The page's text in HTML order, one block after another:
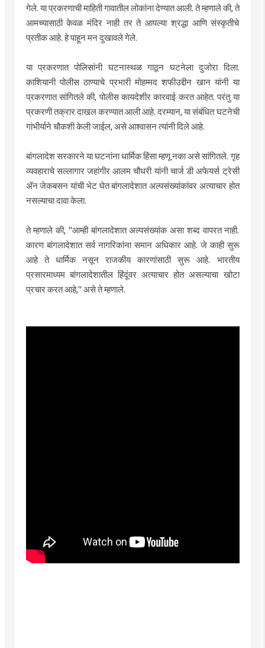
गेले. या प्रकरणाची माहिती गावातील लोकांना देण्यात आली. ते म्हणाले की, ते
आमच्यासाठी केवळ मंदिर नाही तर ते आपल्या श्रद्धा आणि संस्कृतीचे
प्रतीक आहे. हे पाहून मन दुखावले गेले.
या प्रकरणात पोलिसांनी घटनास्थळ गाठून घटनेला दुजोरा दिला.
काशियानी पोलीस ठाण्याचे प्रभारी मोहम्मद शफीउद्दीन खान यांनी या
प्रकरणात सांगितले की, पोलीस कायदेशीर कारवाई करत आहेत. परंतु या
प्रकरणी तक्रार दाखल करण्यात आली आहे. दरम्यान, या संबंधित घटनेची
गांभीर्याने चौकशी केली जाईल, असे आश्वासन त्यांनी दिले आहे.
बांगलादेश सरकारने या घटनांना धार्मिक हिंसा म्हणू नका असे सांगितले. गृह
व्यवहाराचे सल्लागार जहांगीर आलम चौधरी यांनी चार्ज डी अफेयर्स ट्रेसी
ॲन जेकबसन यांची भेट घेत बांगलादेशात अल्पसंख्यांकांवर अत्याचार होत
नसल्याचा दावा केला.
ते म्हणाले की, "आम्ही बांगलादेशात अल्पसंख्यांक असा शब्द वापरत नाही.
कारण बांगलादेशात सर्व नागरिकांना समान अधिकार आहे. जे काही सुरू
आहे ते धार्मिक नसून राजकीय कारणांसाठी सुरू आहे. भारतीय
प्रसारमाध्यम बांगलादेशातील हिंदूंवर अत्याचार होत असल्याचा खोटा
प्रचार करत आहे," असे ते म्हणाले.